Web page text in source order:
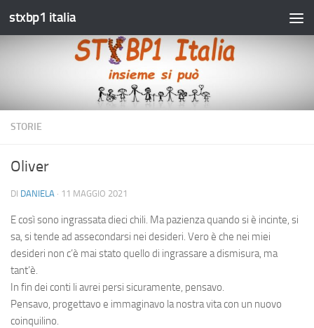
Salta al contenuto
stxbp1 italia
STORIE
Oliver
DI DANIELA · 11 MAGGIO 2021
E così sono ingrassata dieci chili. Ma pazienza quando si è incinte, si
sa, si tende ad assecondarsi nei desideri. Vero è che nei miei
desideri non c’è mai stato quello di ingrassare a dismisura, ma
tant’è.
In fin dei conti li avrei persi sicuramente, pensavo.
Pensavo, progettavo e immaginavo la nostra vita con un nuovo
coinquilino.